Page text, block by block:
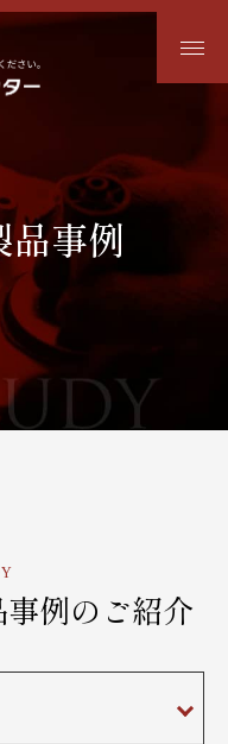
品事例
例のご紹介